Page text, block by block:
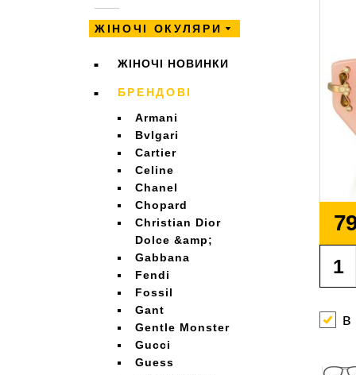
ЖІНОЧІ ОКУЛЯРИ
ЖІНОЧІ НОВИНКИ
БРЕНДОВІ
Armani
Bvlgari
Cartier
Celine
Chanel
Chopard
Christian Dior
Dolce &amp;
Gabbana
Fendi
Fossil
Gant
Gentle Monster
Gucci
Guess
в